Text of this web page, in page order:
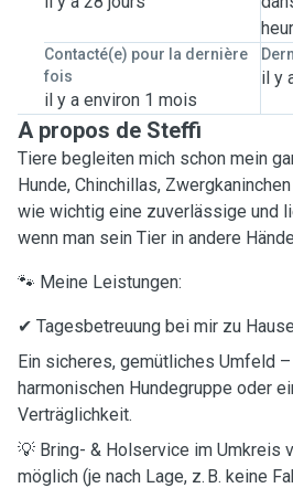
Contacté(e) pour la dernière
fois
il y a environ 1 mois
il y
A propos de Steffi
Tiere begleiten mich schon mein
Hunde, Chinchillas,
wie wichtig eine zuverlässige und
wenn man sein Tier in andere
🐾 Meine Leistungen:
✔ Tagesbetreuung bei mir zu Hause
Ein sicheres, gemütliches Umfeld
harmonischen Hundegruppe oder
Verträglichkeit.
💡 Bring- & Holservice im Umkreis
möglich (je nach Lage, z. B. keine